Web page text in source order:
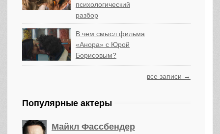
психологический
разбор
В чем смысл фильма
«Анора» с Юрой
Борисовым?
все записи →
Популярные актеры
Майкл Фассбендер